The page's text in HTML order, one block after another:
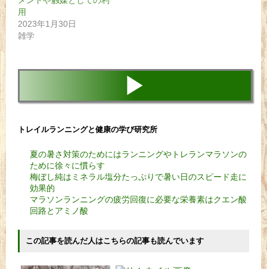
用
2023年1月30日
雑学
▶
トレイルランニングと健康の学び研究所
夏の暑さ対策のためにはランニングやトレランマラソンの
ために徐々に慣らす
梅ぼし純はミネラル塩分たっぷりで暑い日のスピード走に
効果的
マラソンランニングの疲労回復に必要な栄養素はクエン酸
回路とアミノ酸
この記事を読んだ人はこちらの記事も読んでいます